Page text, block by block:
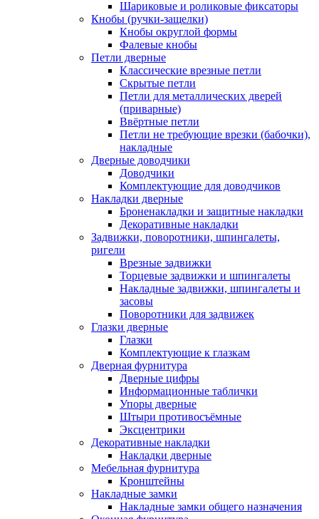
Шариковые и роликовые фиксаторы
Кнобы (ручки-защелки)
Кнобы округлой формы
Фалевые кнобы
Петли дверные
Классические врезные петли
Скрытые петли
Петли для металлических дверей
(приварные)
Ввёртные петли
Петли не требующие врезки (бабочки),
накладные
Дверные доводчики
Доводчики
Комплектующие для доводчиков
Накладки дверные
Броненакладки и защитные накладки
Декоративные накладки
Задвижки, поворотники, шпингалеты,
ригели
Врезные задвижки
Торцевые задвижки и шпингалеты
Накладные задвижки, шпингалеты и
засовы
Поворотники для задвижек
Глазки дверные
Глазки
Комплектующие к глазкам
Дверная фурнитура
Дверные цифры
Информационные таблички
Упоры дверные
Штыри противосъёмные
Эксцентрики
Декоративные накладки
Накладки дверные
Мебельная фурнитура
Кронштейны
Накладные замки
Накладные замки общего назначения